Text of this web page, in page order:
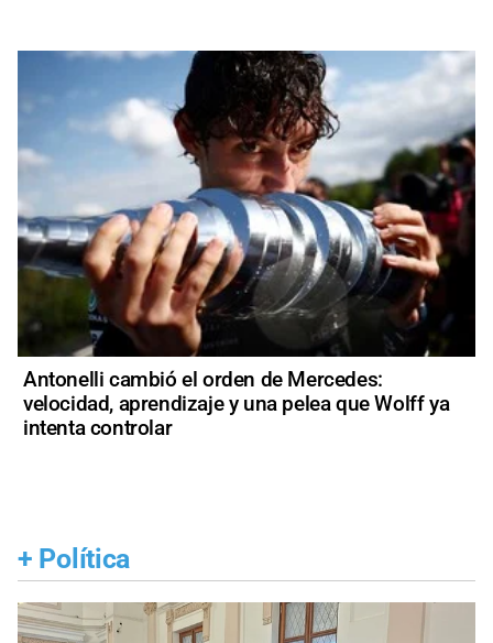
Antonelli cambió el orden de Mercedes:
velocidad, aprendizaje y una pelea que Wolff ya
intenta controlar
+ Política